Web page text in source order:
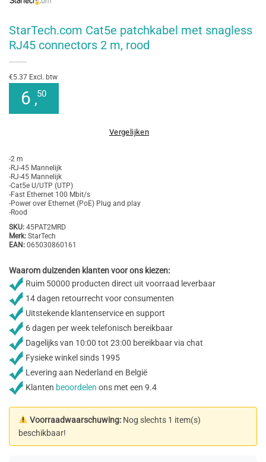
StarTech.com Cat5e patchkabel met snagless
RJ45 connectors 2 m, rood
€5.37 Excl. btw
6 ,50
Vergelijken
-2 m
-RJ-45 Mannelijk
-RJ-45 Mannelijk
-Cat5e U/UTP (UTP)
-Fast Ethernet 100 Mbit/s
-Power over Ethernet (PoE) Plug and play
-Rood
SKU: 45PAT2MRD
Merk: StarTech
EAN: 065030860161
Waarom duizenden klanten voor ons kiezen:
Ruim 50000 producten direct uit voorraad leverbaar
14 dagen retourrecht voor consumenten
Uitstekende klantenservice en support
6 dagen per week telefonisch bereikbaar
Dagelijks van 10:00 tot 23:00 bereikbaar via chat
Fysieke winkel sinds 1995
Levering aan Nederland en België
Klanten beoordelen ons met een 9.4
Voorraadwaarschuwing: Nog slechts 1 item(s)
beschikbaar!